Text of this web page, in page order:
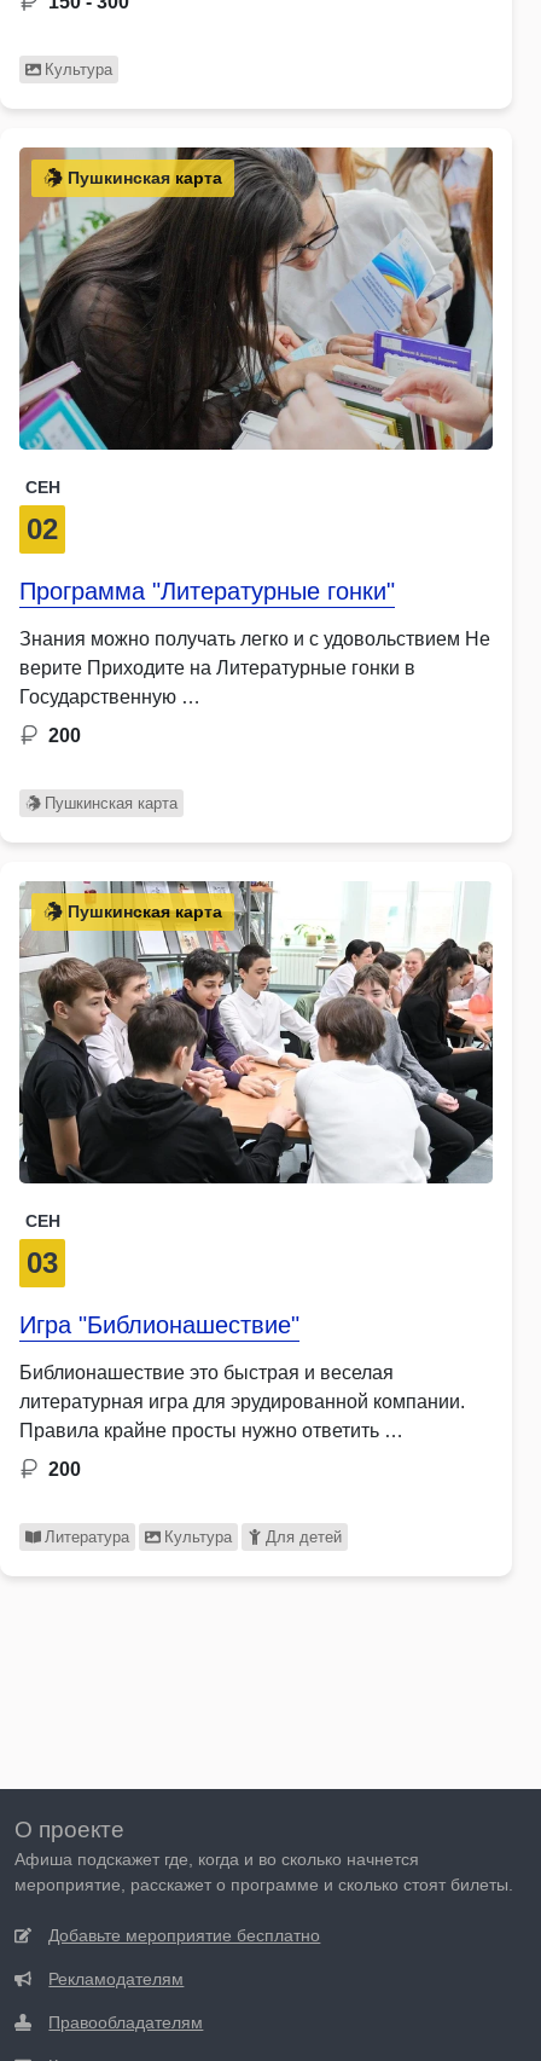
Культура
Пушкинская карта
СЕН
02
Программа "Литературные гонки"
Знания можно получать легко и с удовольствием Не
верите Приходите на Литературные гонки в
Государственную …
200
Пушкинская карта
Пушкинская карта
СЕН
03
Игра "Библионашествие"
Библионашествие это быстрая и веселая
литературная игра для эрудированной компании.
Правила крайне просты нужно ответить …
200
Литература Культура Для детей
О проекте
Афиша подскажет где, когда и во сколько начнется
мероприятие, расскажет о программе и сколько стоят билеты.
Добавьте мероприятие бесплатно
Рекламодателям
Правообладателям